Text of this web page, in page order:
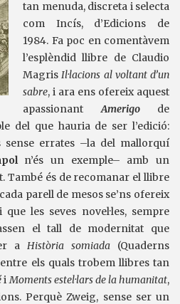
tan menuda, discreta i selecta
com Incís, d’Edicions de
1984. Fa poc en comentàvem
l’esplèndid llibre de Claudio
MagrisIl·lacions al voltant d’un
sabre, i ara ens ofereix aquest
apassionantAmerigode
del que hauria de ser l’edició:
sense errates –la del mallorquí
n’és un exemple– amb un
També és de recomanar el llibre
parell de mesos se’ns ofereix
les seves novel·les, sempre
el tall de modernitat que
a Història somiada (Quaderns
entre els quals trobem llibres tan
iMoments estel·lars de la humanitat,
Perquè Zweig, sense ser un